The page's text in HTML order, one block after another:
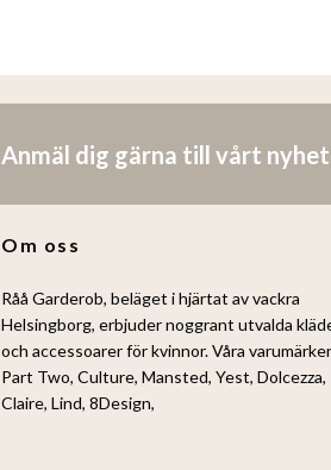
Anmäl dig gärna till vårt
Om oss
Råå Garderob, beläget i hjärtat av vackra
Helsingborg, erbjuder noggrant utvalda
och accessoarer för kvinnor. Våra
Part Two, Culture, Mansted, Yest, Dolcezza,
Claire, Lind, 8Design,